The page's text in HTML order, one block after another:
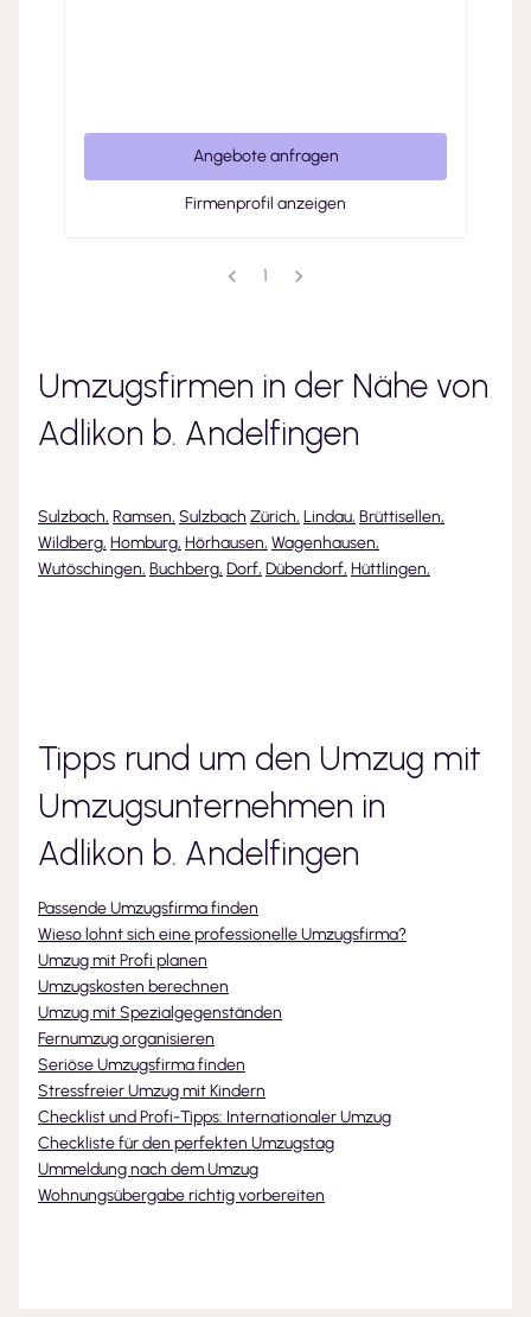
Angebote anfragen
Firmenprofil anzeigen
1
Umzugsfirmen in der Nähe von
Adlikon b. Andelfingen
Sulzbach, Ramsen, Sulzbach Zürich, Lindau, Brüttisellen,
Wildberg, Homburg, Hörhausen, Wagenhausen,
Wutöschingen, Buchberg, Dorf, Dübendorf, Hüttlingen,
Tipps rund um den Umzug mit
Umzugsunternehmen in
Adlikon b. Andelfingen
Passende Umzugsfirma finden
Wieso lohnt sich eine professionelle Umzugsfirma?
Umzug mit Profi planen
Umzugskosten berechnen
Umzug mit Spezialgegenständen
Fernumzug organisieren
Seriöse Umzugsfirma finden
Stressfreier Umzug mit Kindern
Checklist und Profi-Tipps: Internationaler Umzug
Checkliste für den perfekten Umzugstag
Ummeldung nach dem Umzug
Wohnungsübergabe richtig vorbereiten